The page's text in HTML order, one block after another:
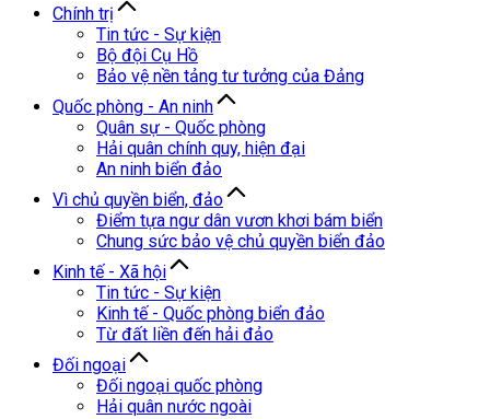
Chính trị
Tin tức - Sự kiện
Bộ đội Cụ Hồ
Bảo vệ nền tảng tư tưởng của Đảng
Quốc phòng - An ninh
Quân sự - Quốc phòng
Hải quân chính quy, hiện đại
An ninh biển đảo
Vì chủ quyền biển, đảo
Điểm tựa ngư dân vươn khơi bám biển
Chung sức bảo vệ chủ quyền biển đảo
Kinh tế - Xã hội
Tin tức - Sự kiện
Kinh tế - Quốc phòng biển đảo
Từ đất liền đến hải đảo
Đối ngoại
Đối ngoại quốc phòng
Hải quân nước ngoài